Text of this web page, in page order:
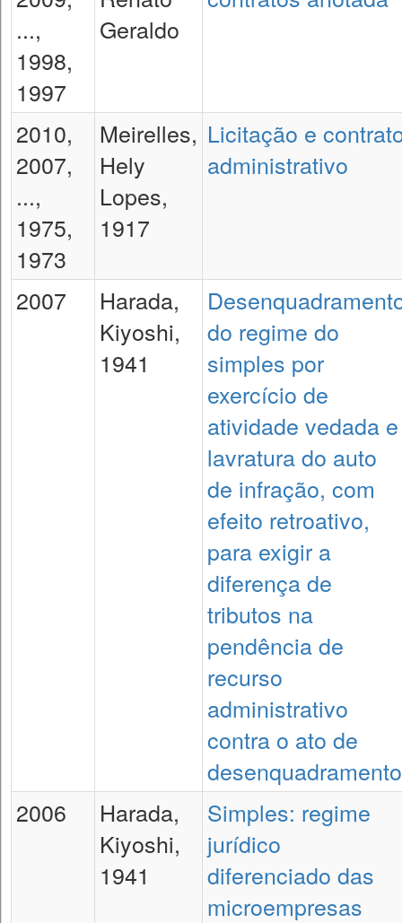
...,
1998,
1997
Geraldo
2010,
2007,
...,
1975,
1973
Meirelles,
Hely
Lopes,
1917
Licitação e
administrativo
2007
Harada,
Kiyoshi,
1941
do regime do
simples por
exercício de
atividade vedada e
lavratura do auto
de infração, com
efeito retroativo,
para exigir a
diferença de
tributos na
pendência de
recurso
administrativo
contra o ato de
desenquadramento
2006
Harada,
Kiyoshi,
1941
Simples: regime
jurídico
diferenciado das
microempresas